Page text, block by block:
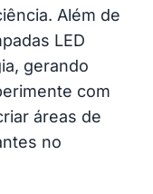
Além de
LED
gerando
com
áreas de
no